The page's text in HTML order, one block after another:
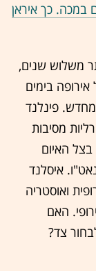
728 כטב"מים במכה. כך איראן
משלוש שנים,
בימים
פינלנד
מסיבות
האיום
איסלנד
ואוסטריה
האם
צד?